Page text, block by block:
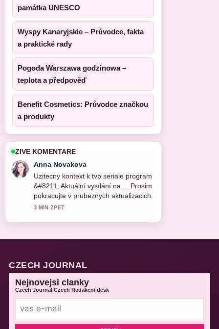
památka UNESCO
Wyspy Kanaryjskie – Průvodce, fakta
a praktické rady
Pogoda Warszawa godzinowa –
teplota a předpověď
Benefit Cosmetics: Průvodce značkou
a produkty
ZIVE KOMENTARE
Anna Novakova
Uzitecny kontext k tvp seriale program
&#8211; Aktuální vysílání na.... Prosim
pokracujte v prubeznych aktualizacich.
3 MIN ZPET
CZECH JOURNAL
Nejnovejsi clanky
Czech Journal Czech Redakcni desk